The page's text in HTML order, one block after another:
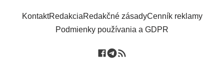
KontaktRedakciaRedakčné zásadyCenník reklamy
Podmienky používania a GDPR